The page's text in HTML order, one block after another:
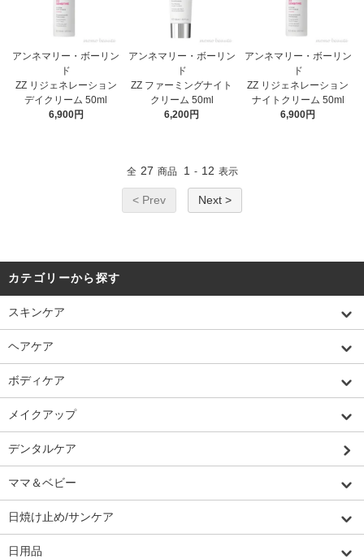
アンネマリー・ボーリン
ド
ZZ リジェネレーション
デイクリーム 50ml
6,900円
アンネマリー・ボーリン
ド
ZZ ファーミングナイト
クリーム 50ml
6,200円
アンネマリー・ボーリン
ド
ZZ リジェネレーション
ナイトクリーム 50ml
6,900円
全 27 商品 1 - 12 表示
< Prev Next >
カテゴリーから探す
スキンケア
ヘアケア
ボディケア
メイクアップ
デンタルケア
ママ＆ベビー
日焼け止め/サンケア
日用品